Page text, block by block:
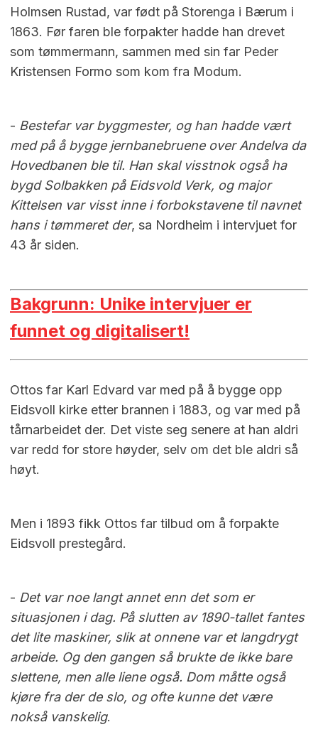
Holmsen Rustad, var født på Storenga i Bærum i
1863. Før faren ble forpakter hadde han drevet
som tømmermann, sammen med sin far Peder
Kristensen Formo som kom fra Modum.
- Bestefar var byggmester, og han hadde vært
med på å bygge jernbanebruene over Andelva da
Hovedbanen ble til. Han skal visstnok også ha
bygd Solbakken på Eidsvold Verk, og major
Kittelsen var visst inne i forbokstavene til navnet
hans i tømmeret der, sa Nordheim i intervjuet for
43 år siden.
Bakgrunn: Unike intervjuer er
funnet og digitalisert!
Ottos far Karl Edvard var med på å bygge opp
Eidsvoll kirke etter brannen i 1883, og var med på
tårnarbeidet der. Det viste seg senere at han aldri
var redd for store høyder, selv om det ble aldri så
høyt.
Men i 1893 fikk Ottos far tilbud om å forpakte
Eidsvoll prestegård.
- Det var noe langt annet enn det som er
situasjonen i dag. På slutten av 1890-tallet fantes
det lite maskiner, slik at onnene var et langdrygt
arbeide. Og den gangen så brukte de ikke bare
slettene, men alle liene også. Dom måtte også
kjøre fra der de slo, og ofte kunne det være
nokså vanskelig.